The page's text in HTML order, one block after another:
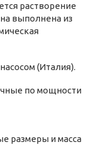
растворение
выполнена из
(Италия).
по мощности
размеры и масса